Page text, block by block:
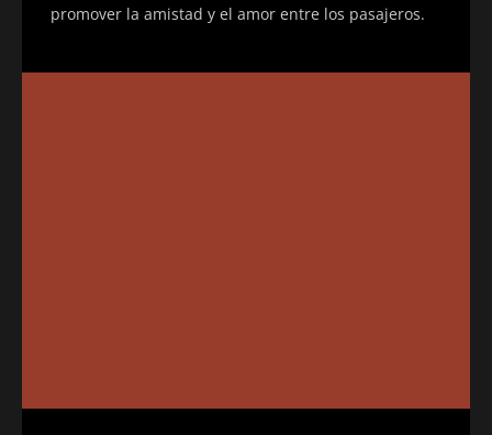
promover la amistad y el amor entre los pasajeros.